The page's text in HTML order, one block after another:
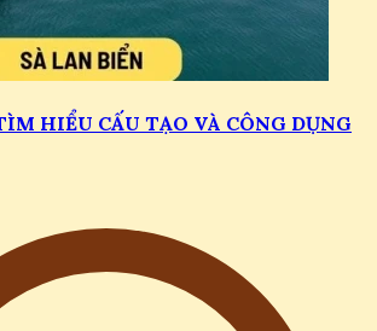
HIỂU CẤU TẠO VÀ CÔNG DỤNG